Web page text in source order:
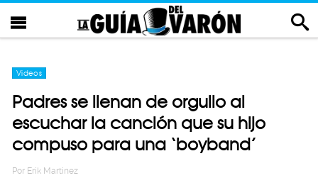
Videos
Padres se llenan de orgullo al
escuchar la canción que su hijo
compuso para una ‘boyband’
Por Erik Martinez